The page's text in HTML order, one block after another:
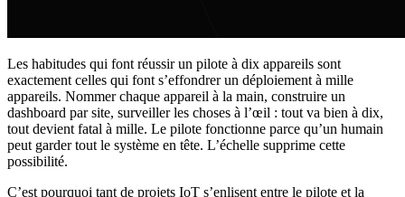
Les habitudes qui font réussir un pilote à dix appareils sont
exactement celles qui font s’effondrer un déploiement à mille
appareils. Nommer chaque appareil à la main, construire un
dashboard par site, surveiller les choses à l’œil : tout va bien à dix,
tout devient fatal à mille. Le pilote fonctionne parce qu’un humain
peut garder tout le système en tête. L’échelle supprime cette
possibilité.
C’est pourquoi tant de projets IoT s’enlisent entre le pilote et la